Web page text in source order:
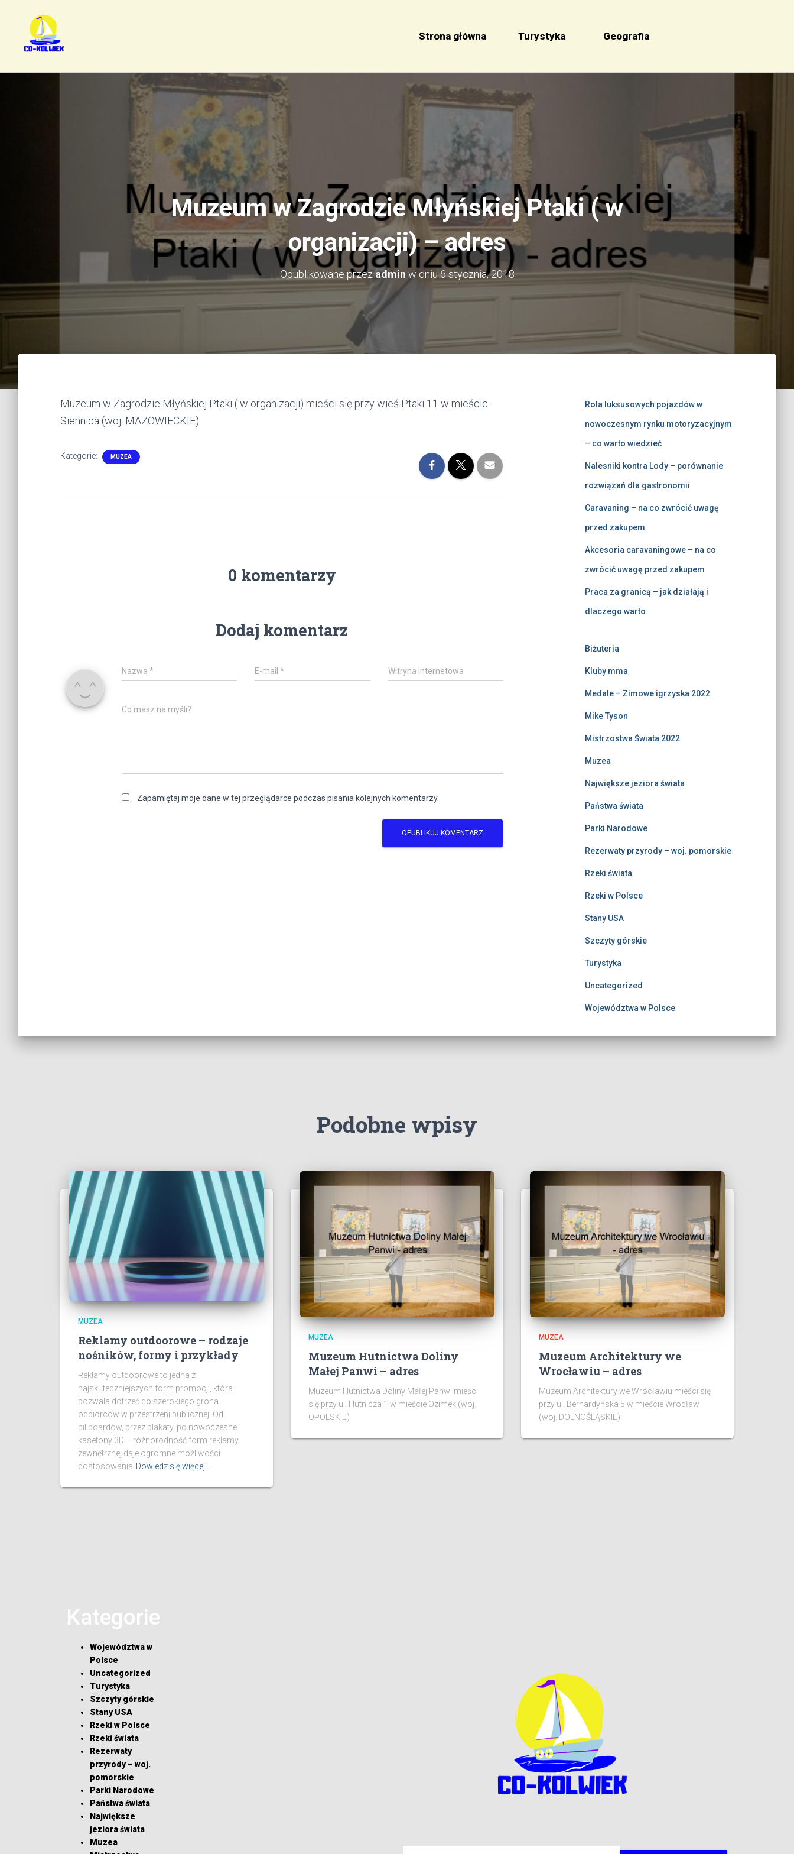
Strona główna Turystyka Geografia
Muzeum w Zagrodzie Młyńskiej Ptaki ( w
organizacji) – adres
Opublikowane przezadmin w dniu6 stycznia, 2018
Muzeum w Zagrodzie Młyńskiej Ptaki ( w organizacji) mieści się przy wieś Ptaki 11 w mieście
Siennica (woj. MAZOWIECKIE)
Kategorie: MUZEA
0 komentarzy
Dodaj komentarz
Nazwa * E-mail* Witryna internetowa
Co masz na myśli?
Zapamiętaj moje dane w tej przeglądarce podczas pisania kolejnych komentarzy.
Rola luksusowych pojazdów w
nowoczesnym rynku motoryzacyjnym
– co warto wiedzieć
Nalesniki kontra Lody – porównanie
rozwiązań dla gastronomii
Caravaning – na co zwrócić uwagę
przed zakupem
Akcesoria caravaningowe – na co
zwrócić uwagę przed zakupem
Praca za granicą – jak działają i
dlaczego warto
Biżuteria
Kluby mma
Medale – Zimowe igrzyska 2022
Mike Tyson
Mistrzostwa Świata 2022
Muzea
Największe jeziora świata
Państwa świata
Parki Narodowe
Rezerwaty przyrody – woj. pomorskie
Rzeki świata
Rzeki w Polsce
Stany USA
Szczyty górskie
Turystyka
Uncategorized
Województwa w Polsce
Podobne wpisy
MUZEA
Reklamy outdoorowe – rodzaje
nośników, formy i przykłady
Reklamy outdoorowe to jedna z
najskuteczniejszych form promocji, która
pozwala dotrzeć do szerokiego grona
odbiorców w przestrzeni publicznej. Od
billboardów, przez plakaty, po nowoczesne
kasetony 3D – różnorodność form reklamy
zewnętrznej daje ogromne możliwości
dostosowania Dowiedz się więcej…
MUZEA
Muzeum Hutnictwa Doliny
Małej Panwi – adres
Muzeum Hutnictwa Doliny Małej Panwi mieści
się przy ul. Hutnicza 1 w mieście Ozimek (woj.
OPOLSKIE)
MUZEA
Muzeum Architektury we
Wrocławiu – adres
Muzeum Architektury we Wrocławiu mieści się
przy ul. Bernardyńska 5 w mieście Wrocław
(woj. DOLNOŚLĄSKIE)
Kategorie
Województwa w
Polsce
Uncategorized
Turystyka
Szczyty górskie
Stany USA
Rzeki w Polsce
Rzeki świata
Rezerwaty
przyrody – woj.
pomorskie
Parki Narodowe
Państwa świata
Największe
jeziora świata
Muzea